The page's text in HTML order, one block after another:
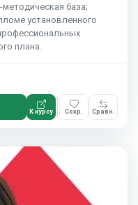
база;
установленного
плана.
К курсу Сохр. Сравн.